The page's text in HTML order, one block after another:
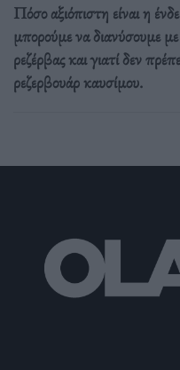
Πόσο αξιόπιστη είναι η
μπορούμε να διανύσουμε
ρεζέρβας και γιατί δεν
ρεζερβουάρ καυσίμου.